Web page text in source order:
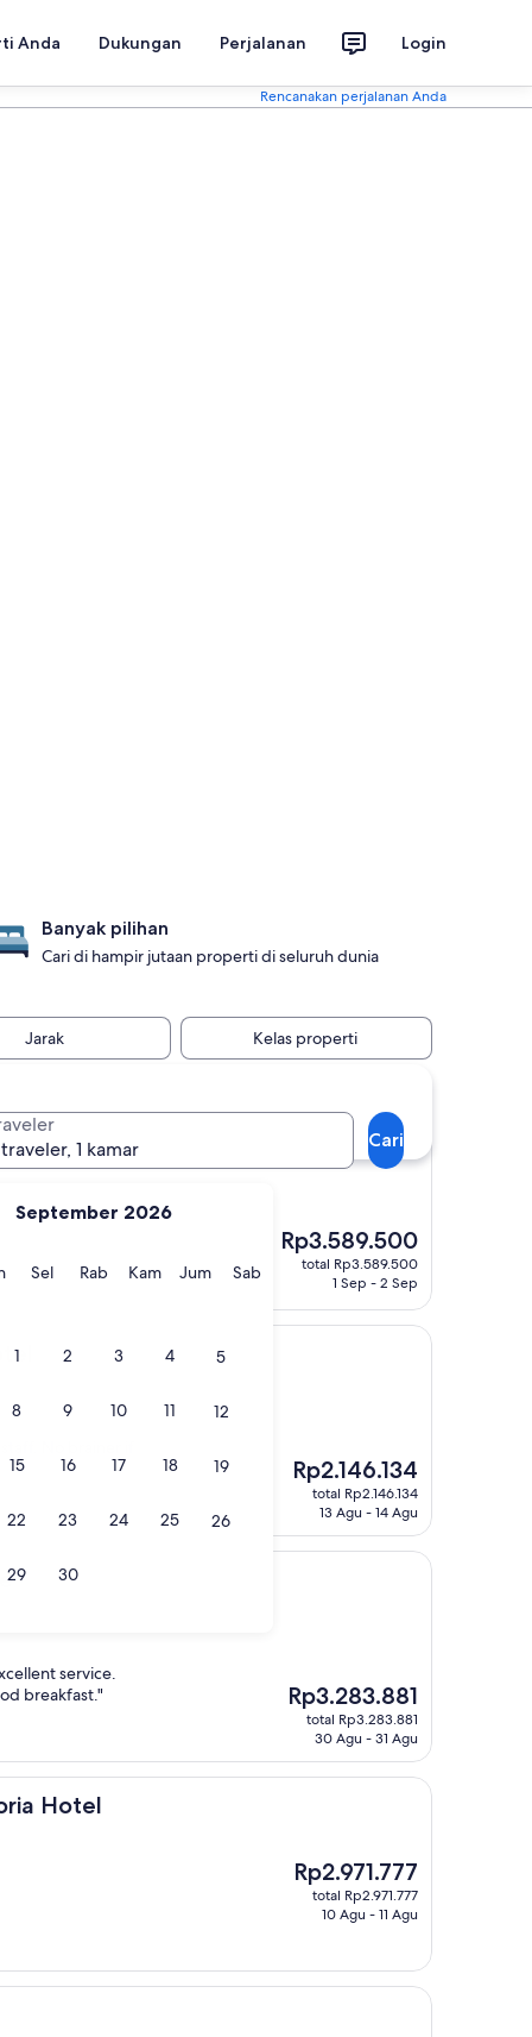
Anda Dukungan Perjalanan Login
Rencanakan perjalanan Anda
September 2026
Senin
SelSelasa
RabRabuKamKamis
JumJumat
SabSabtu
1 2 3 4 5
8 9 10 11 12
15 16 17 18 19
22 23 24 25 26
29 30
1 kamar
Cari
Banyak pilihan
Cari di hampir jutaan properti di seluruh dunia
Jarak Kelas properti
Tua
Harga
sekarang
Rp3.589.500
Rp3.589.500
total Rp3.589.500
1 Sep - 2 Sep
Harga
sekarang
Rp2.146.134
Rp2.146.134
total Rp2.146.134
13 Agu - 14 Agu
service.
breakfast."
Harga
sekarang
Rp3.283.881
Rp3.283.881
total Rp3.283.881
30 Agu - 31 Agu
Hotel
Harga
sekarang
Rp2.971.777
Rp2.971.777
total Rp2.971.777
10 Agu - 11 Agu